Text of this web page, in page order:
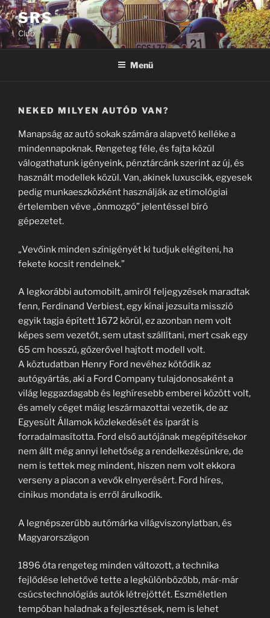
Tartalomhoz
SRS
Club
Menü
NEKED MILYEN AUTÓD VAN?
Manapság az autó sokak számára alapvető kelléke a
mindennapoknak. Rengeteg féle, és fajta közül
válogathatunk igényeink, pénztárcánk szerint az új, és
használt modellek közül. Van, akinek luxuscikk, egyesek
pedig munkaeszközként használják az etimológiai
értelemben véve „önmozgó” jelentéssel bíró
gépezetet.
„Vevőink minden színigényét ki tudjuk elégíteni, ha
fekete kocsit rendelnek.”
A legkorábbi automobilt, amiről feljegyzések maradtak
fenn, Ferdinand Verbiest, egy kínai jezsuita misszió
egyik tagja épített 1672 körül, ez azonban nem volt
képes sem vezetőt, sem utast szállítani, mert csak egy
65 cm hosszú, gőzerővel hajtott modell volt.
A köztudatban Henry Ford nevéhez kötődik az
autógyártás, aki a Ford Company tulajdonosaként a
világ leggazdagabb és leghíresebb emberei között volt,
és amely céget máig leszármazottai vezetik, de az
Egyesült Államok közlekedését és iparát is
forradalmasította. Ford első autójának megépítésekor
nem állt még annyi lehetőség a rendelkezésünkre, de
nem is tettek meg mindent, hiszen nem volt ekkora
verseny a piacon a vevők elnyerésért. Ford híres,
cinikus mondata is erről árulkodik.
A legnépszerűbb autómárka világviszonylatban, és
Magyarországon
1896 óta rengeteg minden változott, a technika
fejlődése lehetővé tette a legkülönbözőbb, már-már
csúcstechnológiás autók létrejöttét. Eszméletlen
tempóban haladnak a fejlesztések, nem is lehet